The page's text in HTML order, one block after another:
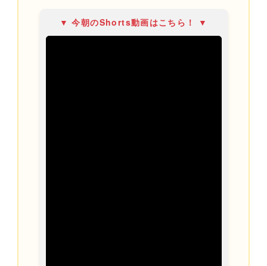
▼ 今朝のShorts動画はこちら！ ▼